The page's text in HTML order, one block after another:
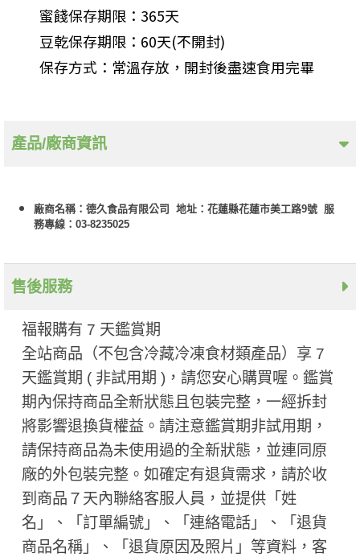
蜜餞保存期限：365天
豆乾保存期限：60天(不開封)
保存方式：常溫存放，開封後盡速食用完畢
產品/廠商資訊
廠商名稱：德久食品有限公司 地址：花蓮縣花蓮市美工路9號 服
務專線：03-8235025
售後服務
福報購有 7 天鑑賞期
全站商品（不包含冷藏冷凍食材類產品）享 7
天鑑賞期 ( 非試用期 ​)，請您安心購買喔。鑑賞
期內保持商品全新狀態且包裝完整，一經拆封
將影響退換貨權益。請注意鑑賞期非試用期，
請保持商品為未使用過的全新狀態，並連同原
廠的外包裝完整。如確定有退貨需求，請於收
到商品７天內聯絡客服人員，並提供「姓
名」、「訂單編號」、「連絡電話」、「退貨
商品名稱」、「退貨原因及照片」等資料，客